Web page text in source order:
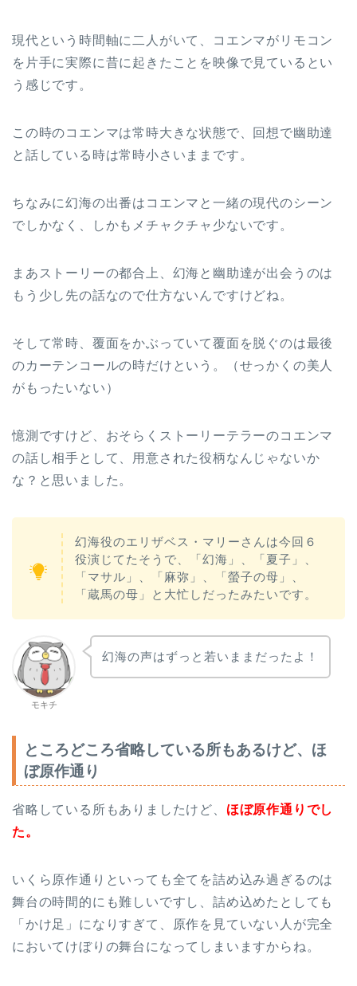
現代という時間軸に二人がいて、コエンマがリモコン
を片手に実際に昔に起きたことを映像で見ているとい
う感じです。
この時のコエンマは常時大きな状態で、回想で幽助達
と話している時は常時小さいままです。
ちなみに幻海の出番はコエンマと一緒の現代のシーン
でしかなく、しかもメチャクチャ少ないです。
まあストーリーの都合上、幻海と幽助達が出会うのは
もう少し先の話なので仕方ないんですけどね。
そして常時、覆面をかぶっていて覆面を脱ぐのは最後
のカーテンコールの時だけという。（せっかくの美人
がもったいない）
憶測ですけど、おそらくストーリーテラーのコエンマ
の話し相手として、用意された役柄なんじゃないか
な？と思いました。
幻海役のエリザベス・マリーさんは今回６
役演じてたそうで、「幻海」、「夏子」、
「マサル」、「麻弥」、「螢子の母」、
「蔵馬の母」と大忙しだったみたいです。
モキチ
幻海の声はずっと若いままだったよ！
ところどころ省略している所もあるけど、ほ
ぼ原作通り
省略している所もありましたけど、 ほぼ原作通りでし
た。
いくら原作通りといっても全てを詰め込み過ぎるのは
舞台の時間的にも難しいですし、詰め込めたとしても
「かけ足」になりすぎて、原作を見ていない人が完全
においてけぼりの舞台になってしまいますからね。